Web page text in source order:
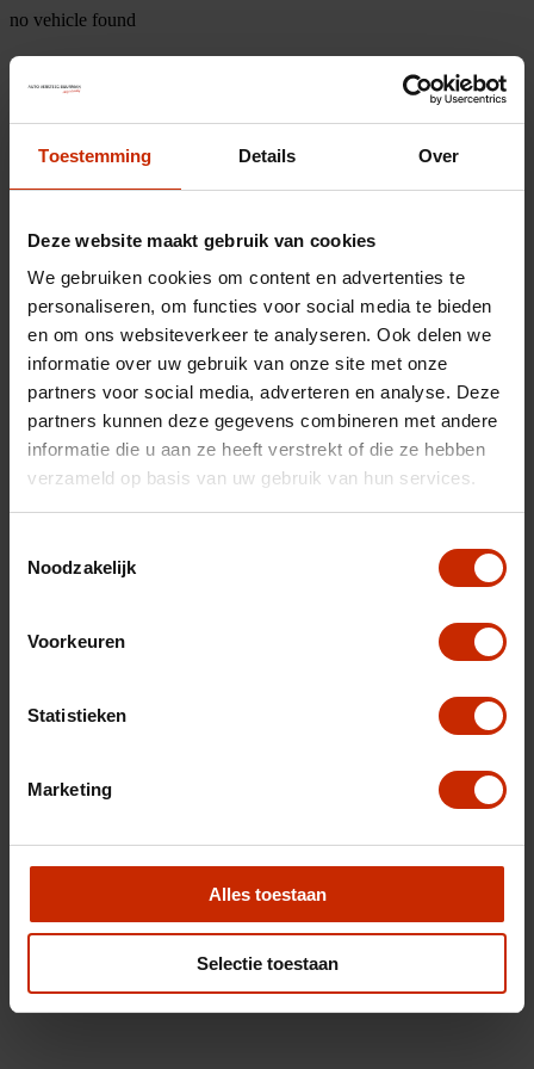
Toestemming Details Over
Deze website maakt gebruik van cookies
We gebruiken cookies om content en advertenties te
personaliseren, om functies voor social media te bieden
en om ons websiteverkeer te analyseren. Ook delen we
informatie over uw gebruik van onze site met onze
partners voor social media, adverteren en analyse. Deze
partners kunnen deze gegevens combineren met andere
informatie die u aan ze heeft verstrekt of die ze hebben
verzameld op basis van uw gebruik van hun services.
Noodzakelijk
Voorkeuren
Statistieken
Marketing
Alles toestaan
Selectie toestaan
no vehicle found